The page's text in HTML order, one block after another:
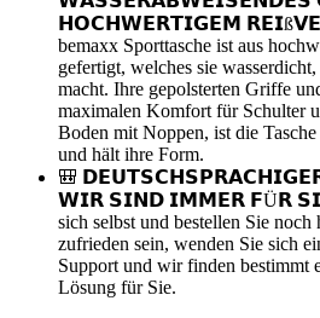
𝗛𝗢𝗖𝗛𝗪𝗘𝗥𝗧𝗜𝗚𝗘𝗠
bemaxx Sporttasche ist aus
gefertigt, welches sie
macht. Ihre gepolsterten Griffe
maximalen Komfort für Schulter
Boden mit Noppen, ist die
und hält ihre Form.
🎒
𝗪𝗜𝗥 𝗦𝗜𝗡𝗗 𝗜𝗠𝗠𝗘𝗥 𝗙Ü𝗥 𝗦𝗜𝗘
sich selbst und bestellen Sie
zufrieden sein, wenden Sie sich
Support und wir finden bestimmt
Lösung für Sie.